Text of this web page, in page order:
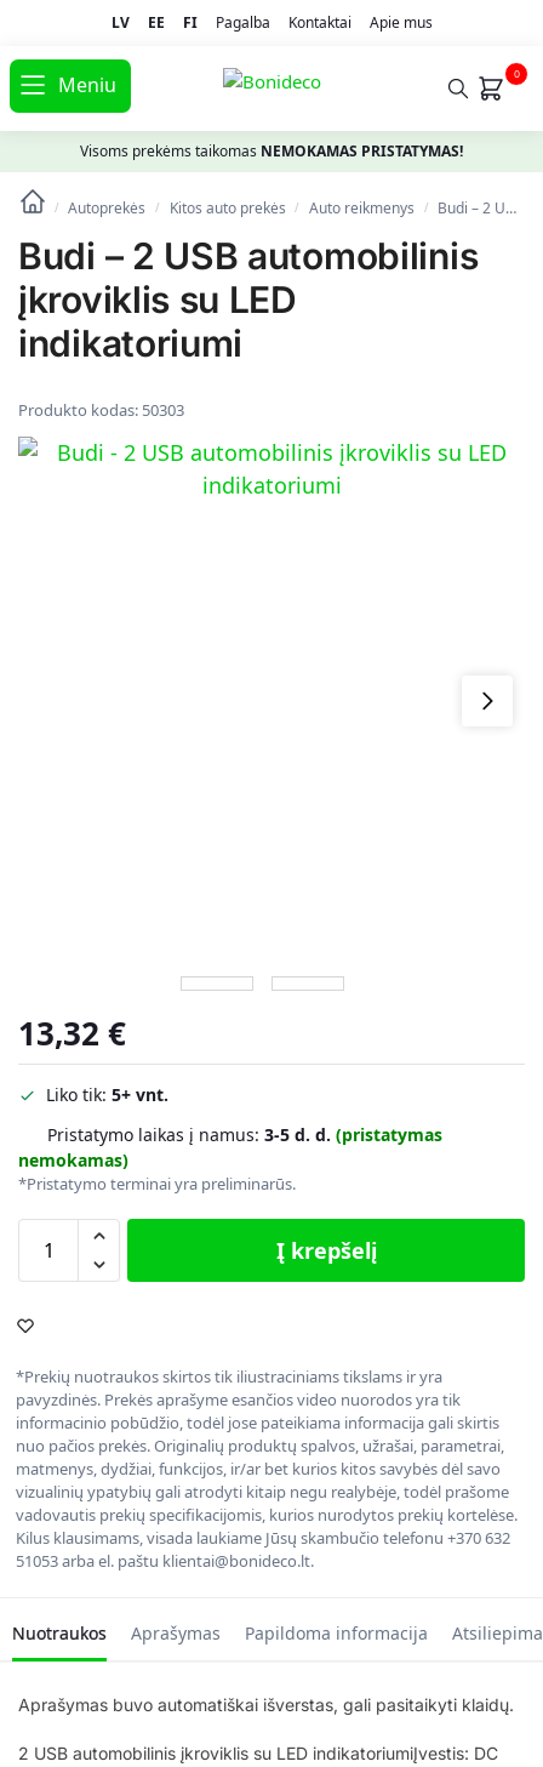
LV EE FI Pagalba Kontaktai Apie mus
Meniu 0
Visoms prekėms taikomas NEMOKAMAS PRISTATYMAS!
/ Autoprekės / Kitos auto prekės / Auto reikmenys / Budi – 2 USB automobilinis įkroviklis su LED indikatoriumi
Budi – 2 USB automobilinis
įkroviklis su LED
indikatoriumi
Produkto kodas: 50303
13,32 €
Liko tik: 5+ vnt.
Pristatymo laikas į namus: 3-5 d. d. (pristatymas
nemokamas)
*Pristatymo terminai yra preliminarūs.
Į krepšelį
*Prekių nuotraukos skirtos tik iliustraciniams tikslams ir yra
pavyzdinės. Prekės aprašyme esančios video nuorodos yra tik
informacinio pobūdžio, todėl jose pateikiama informacija gali skirtis
nuo pačios prekės. Originalių produktų spalvos, užrašai, parametrai,
matmenys, dydžiai, funkcijos, ir/ar bet kurios kitos savybės dėl savo
vizualinių ypatybių gali atrodyti kitaip negu realybėje, todėl prašome
vadovautis prekių specifikacijomis, kurios nurodytos prekių kortelėse.
Kilus klausimams, visada laukiame Jūsų skambučio telefonu +370 632
51053 arba el. paštu klientai@bonideco.lt.
Nuotraukos Aprašymas Papildoma informacija
Aprašymas buvo automatiškai išverstas, gali pasitaikyti klaidų.
2 USB automobilinis įkroviklis su LED indikatoriumiĮvestis: DC